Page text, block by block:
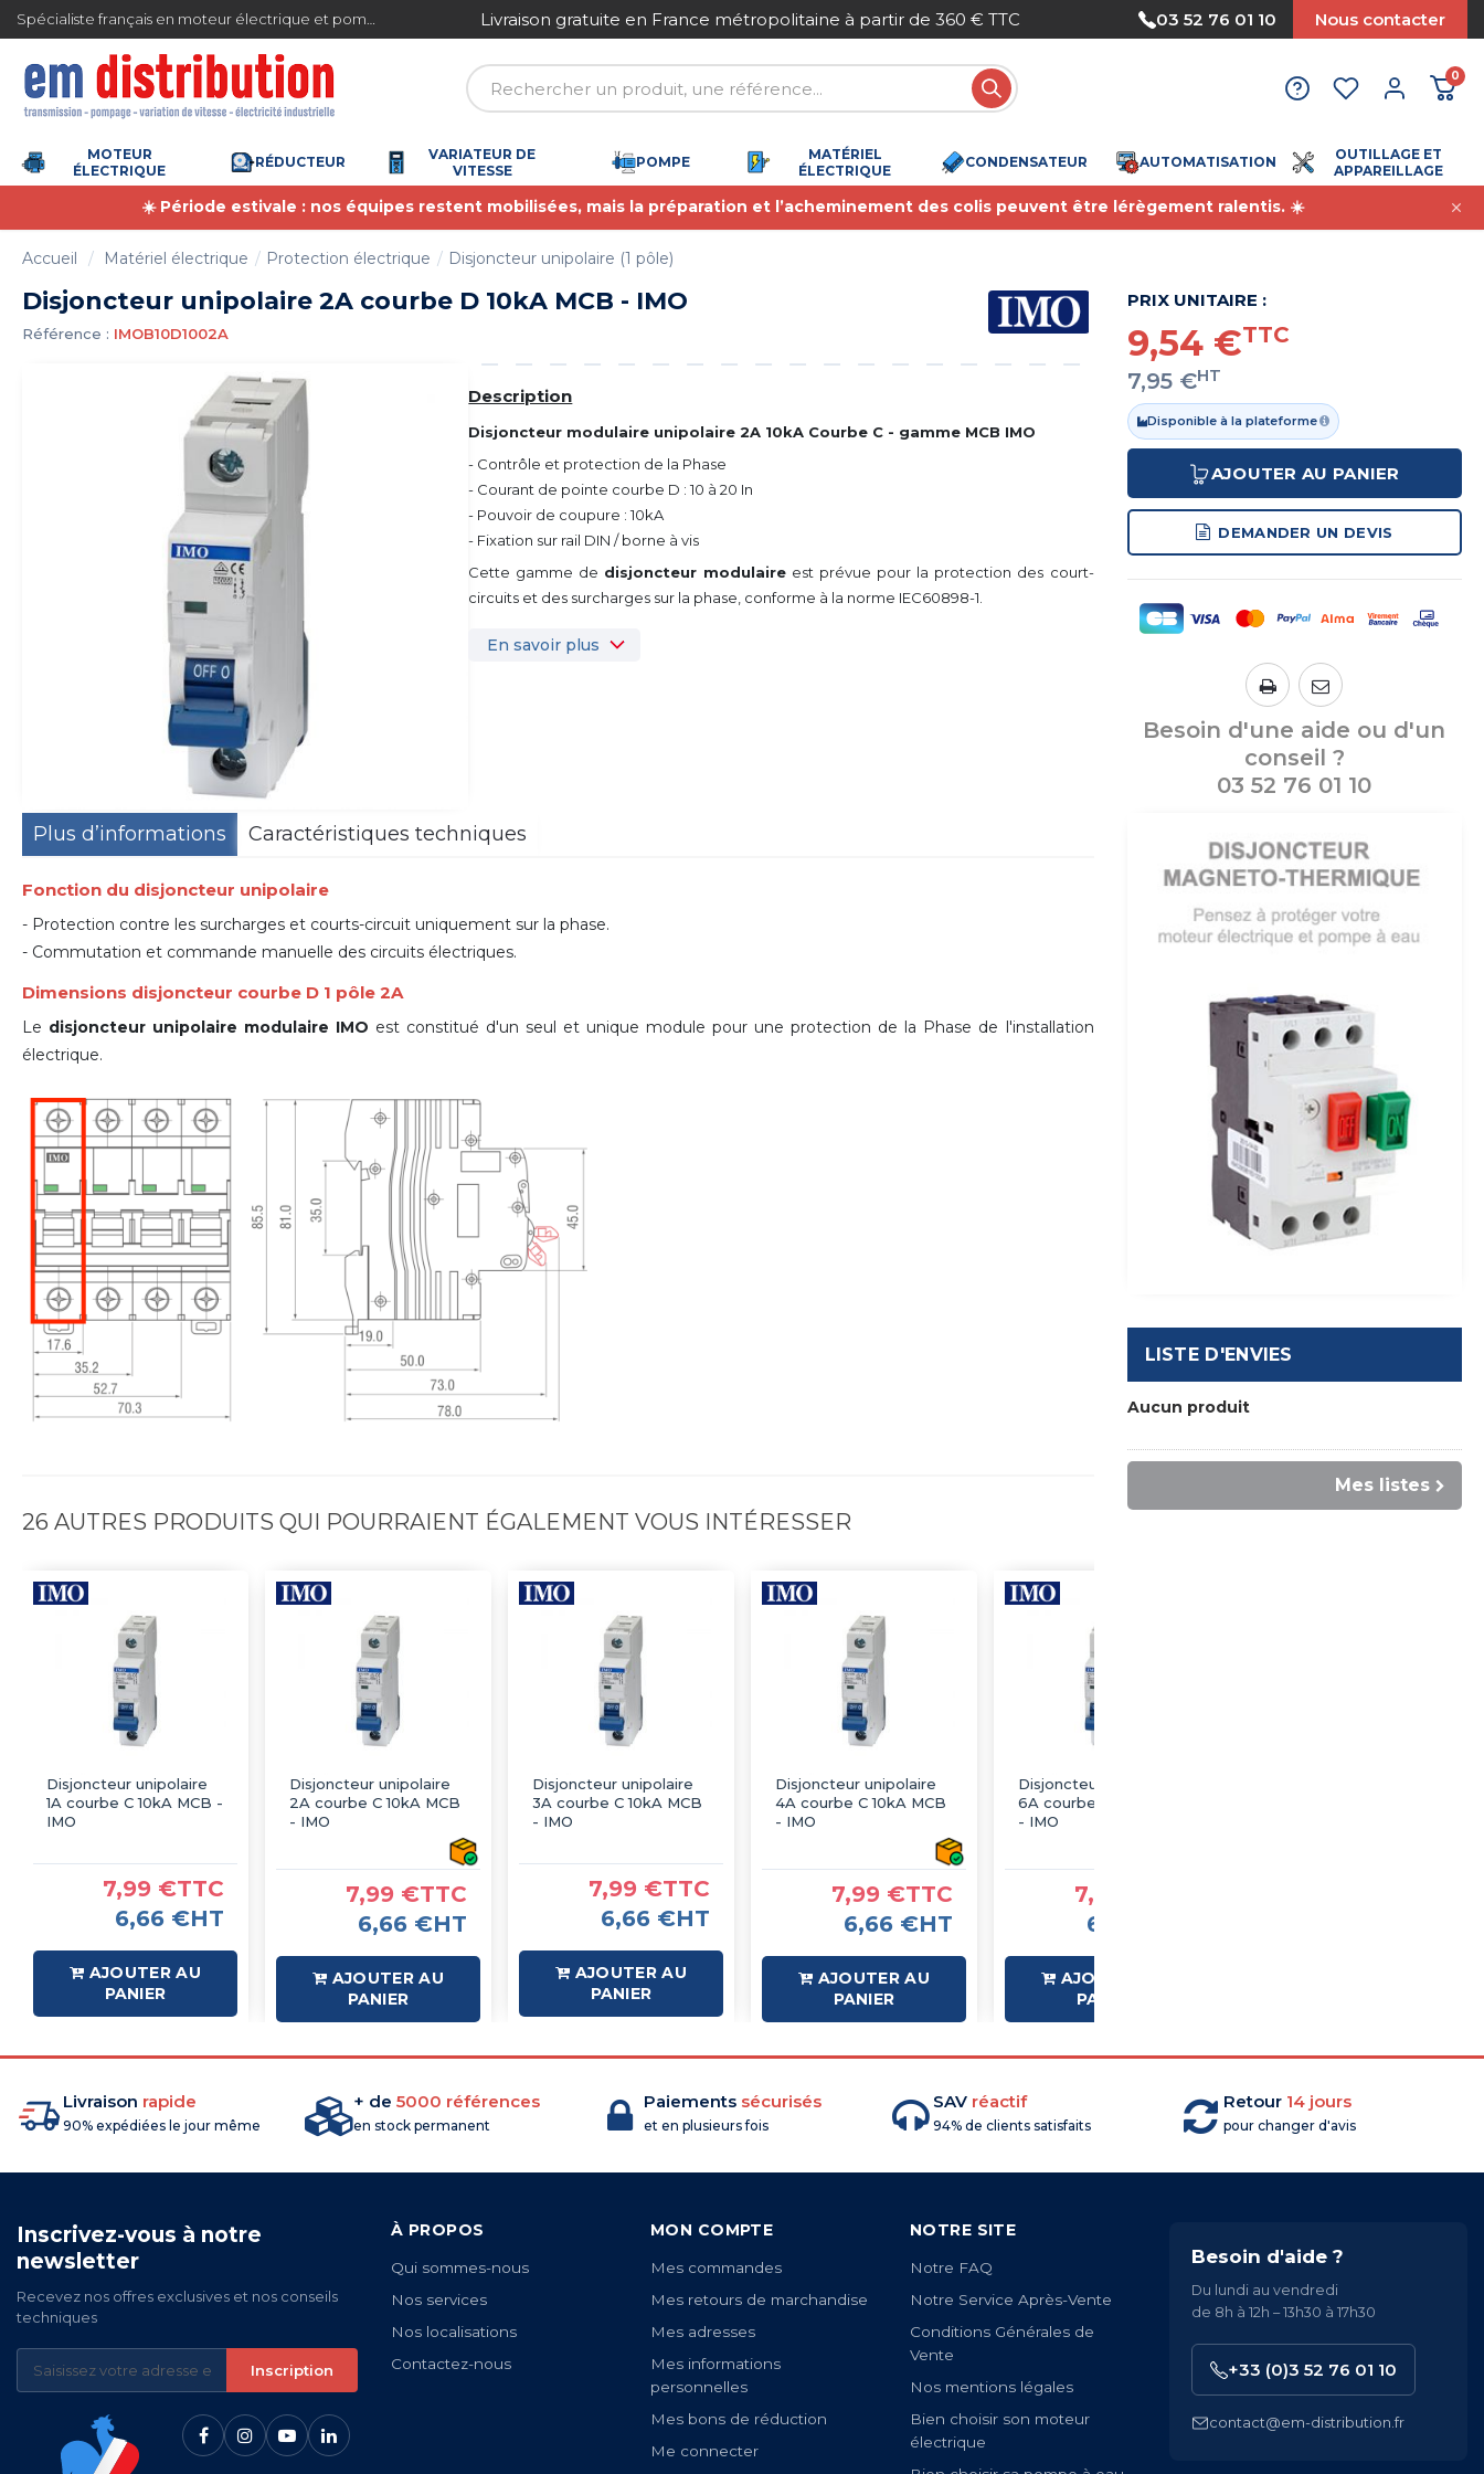
4.7/5 (6359 avis) Livraison gratuite en France métropolitaine à partir de 360 € TTC Paiement sécurisé
03 52 76 01 10 Nous contacter
0
MOTEUR
ÉLECTRIQUE
RÉDUCTEUR
VARIATEUR DE
VITESSE
POMPE
MATÉRIEL
ÉLECTRIQUE
CONDENSATEUR AUTOMATISATION
OUTILLAGE ET
APPAREILLAGE
☀️ Période estivale : nos équipes restent mobilisées, mais la préparation et l’acheminement des colis peuvent être lérègement ralentis. ☀️
Accueil Matériel électrique Protection électrique Disjoncteur unipolaire (1 pôle)
Disjoncteur unipolaire 2A courbe D 10kA MCB - IMO
Référence : IMOB10D1002A
Description
Disjoncteur modulaire unipolaire 2A 10kA Courbe C - gamme MCB IMO
- Contrôle et protection de la Phase
- Courant de pointe courbe D : 10 à 20 In
- Pouvoir de coupure : 10kA
- Fixation sur rail DIN / borne à vis
Cette gamme de disjoncteur modulaire est prévue pour la protection des court-
circuits et des surcharges sur la phase, conforme à la norme IEC60898-1.
En savoir plus
PRIX UNITAIRE :
9,54 €TTC
7,95 €HT
Disponible à la plateforme
AJOUTER AU PANIER
DEMANDER UN DEVIS
Besoin d'une aide ou d'un
conseil ?
03 52 76 01 10
Plus d’informations Caractéristiques techniques
Fonction du disjoncteur unipolaire
- Protection contre les surcharges et courts-circuit uniquement sur la phase.
- Commutation et commande manuelle des circuits électriques.
Dimensions disjoncteur courbe D 1 pôle 2A
Le disjoncteur unipolaire modulaire IMO est constitué d'un seul et unique module pour une protection de la Phase de l'installation
électrique.
26 AUTRES PRODUITS QUI POURRAIENT ÉGALEMENT VOUS INTÉRESSER
Disjoncteur unipolaire
1A courbe C 10kA MCB -
IMO
7,99 €TTC
6,66 €HT
AJOUTER AU
PANIER
Disjoncteur unipolaire
2A courbe C 10kA MCB
- IMO
7,99 €TTC
6,66 €HT
AJOUTER AU
PANIER
Disjoncteur unipolaire
3A courbe C 10kA MCB
- IMO
7,99 €TTC
6,66 €HT
AJOUTER AU
PANIER
Disjoncteur unipolaire
4A courbe C 10kA MCB
- IMO
7,99 €TTC
6,66 €HT
AJOUTER AU
PANIER
Disjoncteur unipolaire
6A courbe C 10kA MCB
- IMO
7,99 €TTC
6,66 €HT
AJOUTER AU
PANIER
LISTE D'ENVIES
Aucun produit
Mes listes
Livraison rapide
90% expédiées le jour même
+ de 5000 références
en stock permanent
Paiements sécurisés
et en plusieurs fois
SAV réactif
94% de clients satisfaits
Retour 14 jours
pour changer d'avis
Inscrivez-vous à notre
newsletter
Recevez nos offres exclusives et nos conseils
techniques
Inscription
À PROPOS
Qui sommes-nous
Nos services
Nos localisations
Contactez-nous
MON COMPTE
Mes commandes
Mes retours de marchandise
Mes adresses
Mes informations
personnelles
Mes bons de réduction
Me connecter
NOTRE SITE
Notre FAQ
Notre Service Après-Vente
Conditions Générales de
Vente
Nos mentions légales
Bien choisir son moteur
électrique
Besoin d'aide ?
Du lundi au vendredi
de 8h à 12h – 13h30 à 17h30
+33 (0)3 52 76 01 10
contact@em-distribution.fr
Gestion des cookies